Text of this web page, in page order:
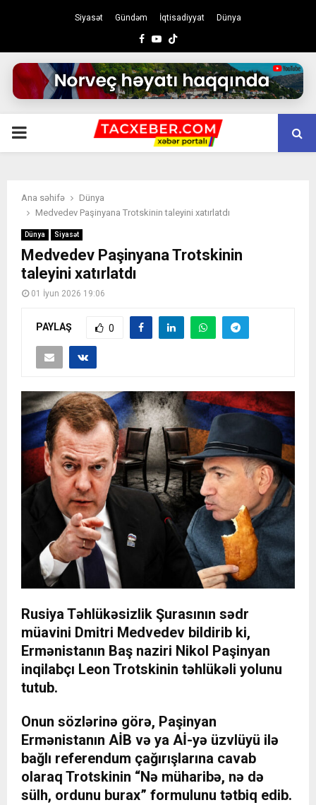
Siyasət Gündəm İqtisadiyyat Dünya
Facebook
Youtube
PRIMARY
Ana səhifə
Dünya
Medvedev Paşinyana Trotskinin taleyini xatırlatdı
Dünya Siyasət
Medvedev Paşinyana Trotskinin
taleyini xatırlatdı
01 İyun 2026 19:06
PAYLAŞ 0
Rusiya Təhlükəsizlik Şurasının sədr
müavini Dmitri Medvedev bildirib ki,
Ermənistanın Baş naziri Nikol Paşinyan
inqilabçı Leon Trotskinin təhlükəli yolunu
tutub.
Onun sözlərinə görə, Paşinyan
Ermənistanın AİB və ya Aİ-yə üzvlüyü ilə
bağlı referendum çağırışlarına cavab
olaraq Trotskinin “Nə müharibə, nə də
sülh, ordunu burax” formulunu tətbiq edib.